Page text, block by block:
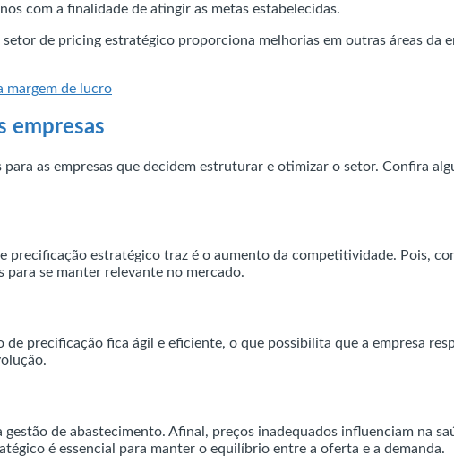
com a finalidade de atingir as metas estabelecidas.
de pricing estratégico proporciona melhorias em outras áreas da
margem de lucro
empresas
as empresas que decidem estruturar e otimizar o setor. Confira
precificação estratégico traz é o aumento da competitividade. Pois,
se manter relevante no mercado.
precificação fica ágil e eficiente, o que possibilita que a empresa
de abastecimento. Afinal, preços inadequados influenciam na
é essencial para manter o equilíbrio entre a oferta e a demanda.